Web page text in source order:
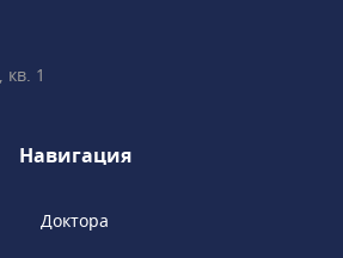
1
Навигация
Доктора